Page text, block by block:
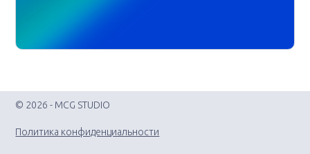
© 2026 - MCG STUDIO
Политика конфиденциальности